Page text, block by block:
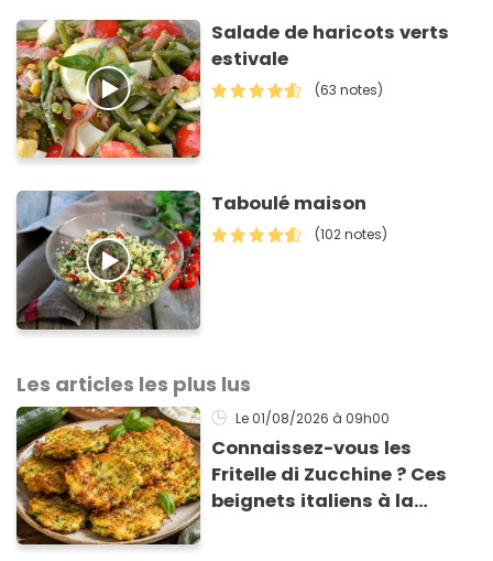
Salade de haricots verts
estivale
(63 notes)
Taboulé maison
(102 notes)
Les articles les plus lus
Le 01/08/2026 à 09h00
Connaissez-vous les
Fritelle di Zucchine ? Ces
beignets italiens à la